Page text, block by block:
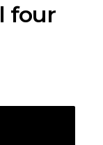
four